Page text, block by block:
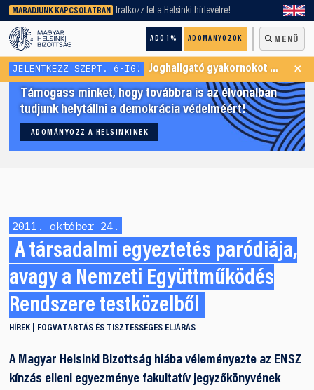
MARADJUNK KAPCSOLATBAN Iratkozz fel a Helsinki hírlevélre!
ADÓ 1% ADOMÁNYOZOK MENÜ
keresőnket!
JELENTKEZZ SZEPT. 6-IG! Joghallgató gyakornokot keresünk Menekültügyi Programunkba ×
Támogass minket, hogy továbbra is az élvonalban
tudjunk helytállni a demokrácia védelméért!
ADOMÁNYOZZ A HELSINKINEK
2011. október 24.
A társadalmi egyeztetés paródiája,
avagy a Nemzeti Együttműködés
Rendszere testközelből
HÍREK FOGVATARTÁS ÉS TISZTESSÉGES ELJÁRÁS
A Magyar Helsinki Bizottság hiába véleményezte az ENSZ
kínzás elleni egyezménye fakultatív jegyzőkönyvének